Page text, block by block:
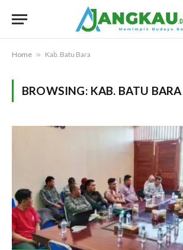
Home » Kab. Batu Bara
BROWSING: KAB. BATU BARA